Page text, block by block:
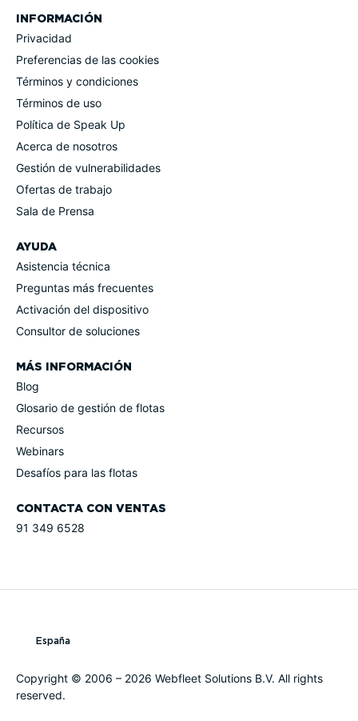
CONTACTA CON VENTAS
91 349 6528
AYUDA
Asistencia técnica
Preguntas más frecuentes
Activación del dispositivo
Consultor de soluciones
MÁS INFORMACIÓN
Blog
Glosario de gestión de flotas
Recursos
Webinars
Desafíos para las flotas
INFORMACIÓN
Privacidad
Prefe­rencias de las cookies
Términos y condiciones
Términos de uso
Política de Speak Up
Acerca de nosotros
Gestión de vulne­ra­bi­li­dades
Ofertas de trabajo
Sala de Prensa
Copyright © 2006 – 2026 Webfleet Solutions B.V. All rights
reserved.
España